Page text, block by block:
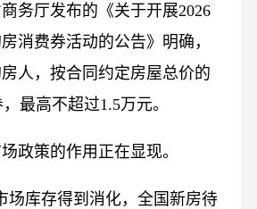
务厅发布的《关于开展2026
消费券活动的公告》明确，
人，按合同约定房屋总价的
最高不超过1.5万元。
政策的作用正在显现。
场库存得到消化，全国新房待